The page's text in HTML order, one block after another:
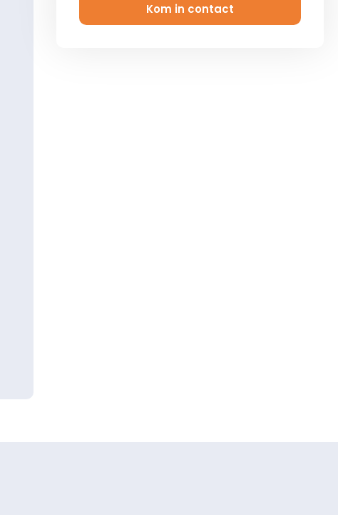
Kom in contact